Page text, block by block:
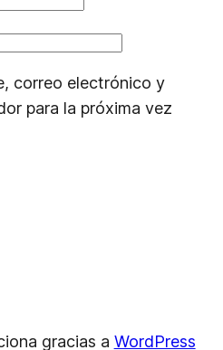
correo electrónico y
para la próxima vez
gracias a WordPress